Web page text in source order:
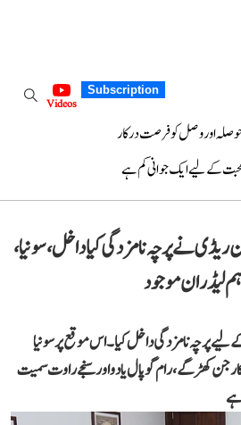
Subscription
Videos
حوصلہ اور وصل کو فرصت درکار
کے لیے ایک جوانی کم ہے
نے پرچہ نامزدگی کیا داخل، سونیا،
لیڈران موجود
پرچہ نامزدگی داخل کیا۔ اس موقع پر سونیا
کھڑگے، رام گوپال یادو اور سنجے راوت سمیت